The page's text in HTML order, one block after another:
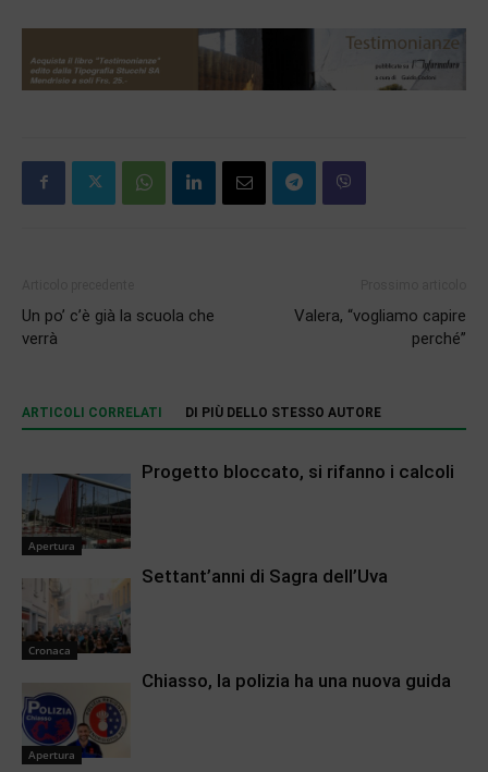
Un po’ c’è già la scuola che
verrà
Valera, “vogliamo capire
perché”
ARTICOLI CORRELATI DI PIÙ DELLO STESSO AUTORE
Apertura
Progetto bloccato, si rifanno i calcoli
Cronaca
Settant’anni di Sagra dell’Uva
Apertura
Chiasso, la polizia ha una nuova guida